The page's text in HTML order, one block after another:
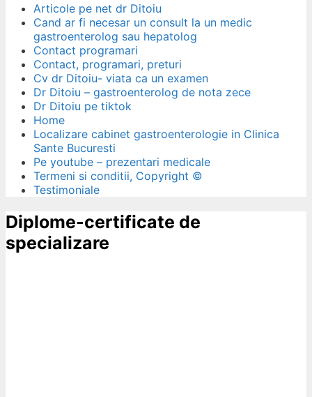
Articole pe net dr Ditoiu
Cand ar fi necesar un consult la un medic
gastroenterolog sau hepatolog
Contact programari
Contact, programari, preturi
Cv dr Ditoiu- viata ca un examen
Dr Ditoiu – gastroenterolog de nota zece
Dr Ditoiu pe tiktok
Home
Localizare cabinet gastroenterologie in Clinica
Sante Bucuresti
Pe youtube – prezentari medicale
Termeni si conditii, Copyright ©
Testimoniale
Diplome-certificate de
specializare